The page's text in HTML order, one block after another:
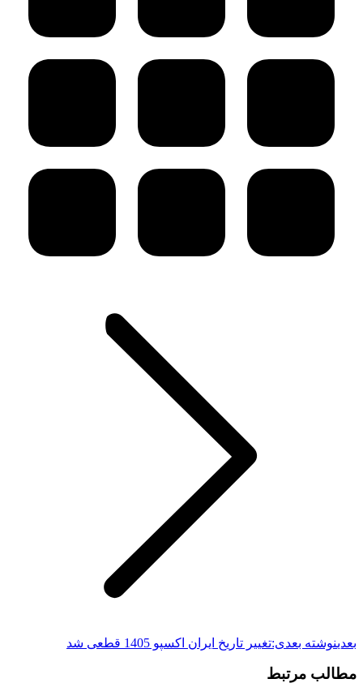
بعدینوشته بعدی:تغییر تاریخ ایران اکسپو 1405 قطعی شد
مطالب مرتبط